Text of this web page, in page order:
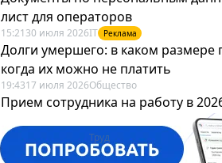
лист для операторов
15:21 30 июля 2026IT Реклама
Долги умершего: в каком размере
когда их можно не платить
19:4317 июля 2026Общество
Прием сотрудника на работу в
12:28 Труд